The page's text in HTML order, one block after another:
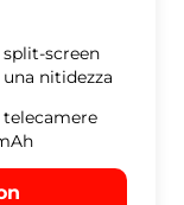
split-screen
nitidezza